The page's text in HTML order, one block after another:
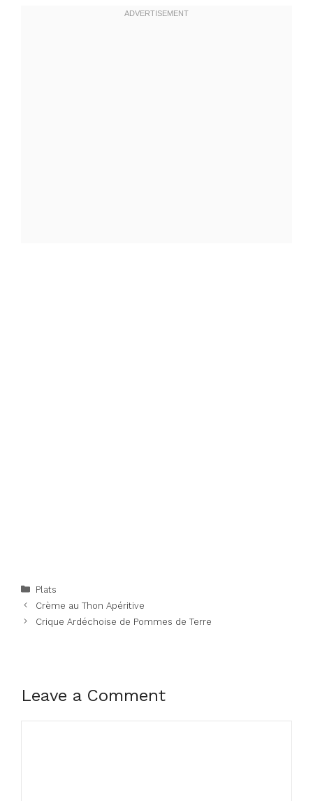
Categories
Plats
Crème au Thon Apéritive
Crique Ardéchoise de Pommes de Terre
Leave a Comment